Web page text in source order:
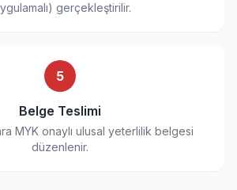
gerçekleştirilir.
5
Belge Teslimi
MYK onaylı ulusal yeterlilik belgesi
düzenlenir.